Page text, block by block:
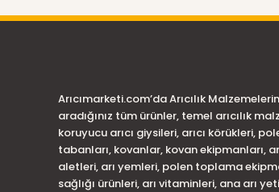
Arıcımarketi.com’da Arıcılık
aradığınız tüm ürünler, temel arıcılık
koruyucu arıcı giysileri, arıcı körükleri,
tabanları, kovanlar, kovan ekipmanları,
aletleri, arı yemleri, polen toplama
sağlığı ürünleri, arı vitaminleri, ana arı